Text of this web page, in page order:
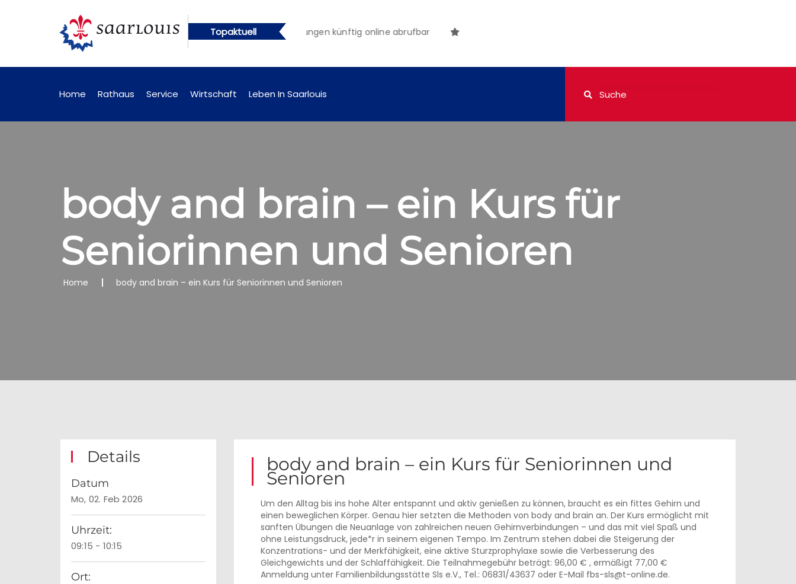
Topaktuell
künftig online abrufbar Öffentliche Bekanntmachungen künftig online abrufbar
Home Rathaus Service Wirtschaft Leben In Saarlouis
body and brain – ein Kurs für
Seniorinnen und Senioren
Home body and brain – ein Kurs für Seniorinnen und Senioren
Details
Datum
Mo, 02. Feb 2026
Uhrzeit:
09:15 - 10:15
Ort:
body and brain – ein Kurs für Seniorinnen und
Senioren
Um den Alltag bis ins hohe Alter entspannt und aktiv genießen zu können, braucht es ein fittes Gehirn und
einen beweglichen Körper. Genau hier setzten die Methoden von body and brain an. Der Kurs ermöglicht mit
sanften Übungen die Neuanlage von zahlreichen neuen Gehirnverbindungen – und das mit viel Spaß und
ohne Leistungsdruck, jede*r in seinem eigenen Tempo. Im Zentrum stehen dabei die Steigerung der
Konzentrations- und der Merkfähigkeit, eine aktive Sturzprophylaxe sowie die Verbesserung des
Gleichgewichts und der Schlaffähigkeit. Die Teilnahmegebühr beträgt: 96,00 € , ermäßigt 77,00 €
Anmeldung unter Familienbildungsstätte Sls e.V., Tel.: 06831/43637 oder E-Mail fbs-sls@t-online.de.